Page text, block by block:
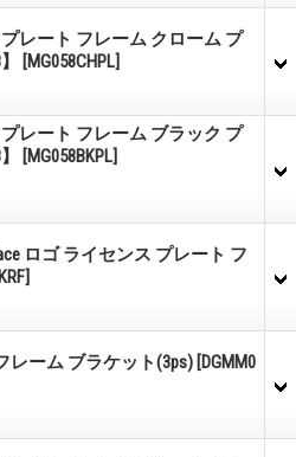
レート フレーム クローム プ
[MG058CHPL]
レート フレーム ブラック プ
[MG058BKPL]
ロゴ ライセンス プレート フ
レーム ブラケット(3ps) [DGMM0